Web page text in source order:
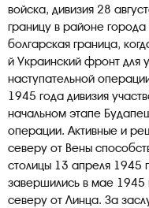
войска, дивизия 28
границу в районе
болгарская граница,
й Украинский фронт для
наступательной
1945 года дивизия
начальном этапе
операции. Активные и
северу от Вены
столицы 13 апреля 1945
завершились в мае
северу от Линца. За